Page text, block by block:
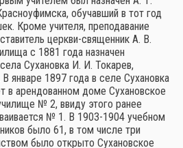
обучавший в тот год
Кроме учителя, преподавание
церкви-священник А. В.
с 1881 года назначен
Сухановка И. И. Токарев,
январе 1897 года в селе Сухановка
в арендованном доме Сухановское
№ 2, ввиду этого ранее
№ 1. В 1903-1904 учебном
было 61, в том числе три
было открыто Сухановское